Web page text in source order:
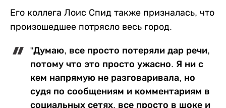
Его коллега Лоис Спид также призналась, что
произошедшее потрясло весь город.
"Думаю, все просто потеряли дар речи,
потому что это просто ужасно. Я ни с
кем напрямую не разговаривала, но
судя по сообщениям и комментариям в
социальных сетях, все просто в шоке и